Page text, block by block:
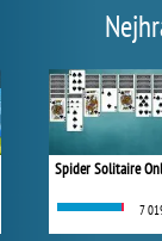
Spider Solitaire
7